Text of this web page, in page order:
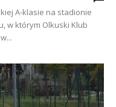
A-klasie na stadionie
w którym Olkuski Klub